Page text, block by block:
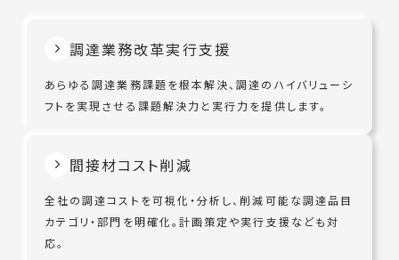
調達業務改革実行支援
あらゆる調達業務課題を根本解決、調達のハイバリューシ
フトを実現させる課題解決力と実行力を提供します。
間接材コスト削減
全社の調達コストを可視化・分析し、削減可能な調達品目
カテゴリ・部門を明確化。計画策定や実行支援なども対
応。